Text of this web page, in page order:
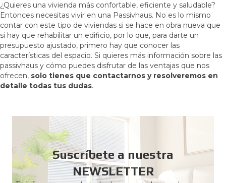
¿Quieres una vivienda más confortable, eficiente y saludable?
Entonces necesitas vivir en una Passivhaus. No es lo mismo
contar con este tipo de viviendas si se hace en obra nueva que
si hay que rehabilitar un edificio, por lo que, para darte un
presupuesto ajustado, primero hay que conocer las
características del espacio. Si quieres más información sobre las
passivhaus y cómo puedes disfrutar de las ventajas que nos
ofrecen, solo tienes que contactarnos y resolveremos en
detalle todas tus dudas.
Suscríbete a nuestra
NEWSLETTER